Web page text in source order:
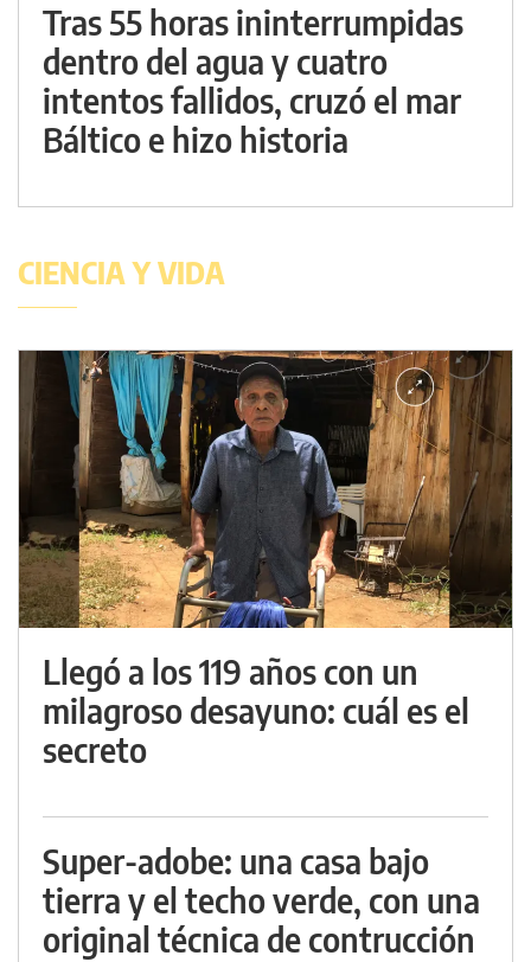
Tras 55 horas ininterrumpidas
dentro del agua y cuatro
intentos fallidos, cruzó el mar
Báltico e hizo historia
CIENCIA Y VIDA
Llegó a los 119 años con un
milagroso desayuno: cuál es el
secreto
Super-adobe: una casa bajo
tierra y el techo verde, con una
original técnica de contrucción